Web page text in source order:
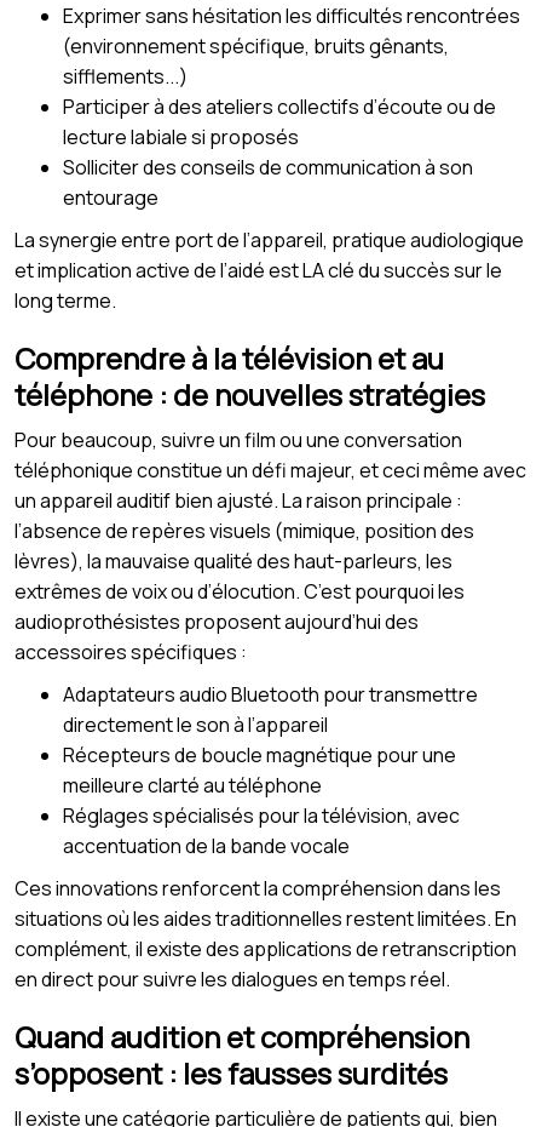
Exprimer sans hésitation les difficultés rencontrées
(environnement spécifique, bruits gênants,
sifflements...)
Participer à des ateliers collectifs d’écoute ou de
lecture labiale si proposés
Solliciter des conseils de communication à son
entourage
La synergie entre port de l’appareil, pratique audiologique
et implication active de l’aidé est LA clé du succès sur le
long terme.
Comprendre à la télévision et au
téléphone : de nouvelles stratégies
Pour beaucoup, suivre un film ou une conversation
téléphonique constitue un défi majeur, et ceci même avec
un appareil auditif bien ajusté. La raison principale :
l’absence de repères visuels (mimique, position des
lèvres), la mauvaise qualité des haut-parleurs, les
extrêmes de voix ou d’élocution. C’est pourquoi les
audioprothésistes proposent aujourd’hui des
accessoires spécifiques :
Adaptateurs audio Bluetooth pour transmettre
directement le son à l’appareil
Récepteurs de boucle magnétique pour une
meilleure clarté au téléphone
Réglages spécialisés pour la télévision, avec
accentuation de la bande vocale
Ces innovations renforcent la compréhension dans les
situations où les aides traditionnelles restent limitées. En
complément, il existe des applications de retranscription
en direct pour suivre les dialogues en temps réel.
Quand audition et compréhension
s’opposent : les fausses surdités
Il existe une catégorie particulière de patients qui, bien